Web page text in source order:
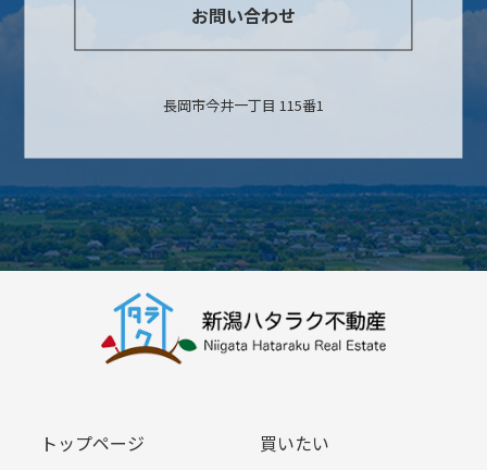
お問い合わせ
長岡市今井一丁目 115番1
トップページ 買いたい